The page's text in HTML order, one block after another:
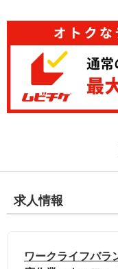
求人情報
ワークライフバラ